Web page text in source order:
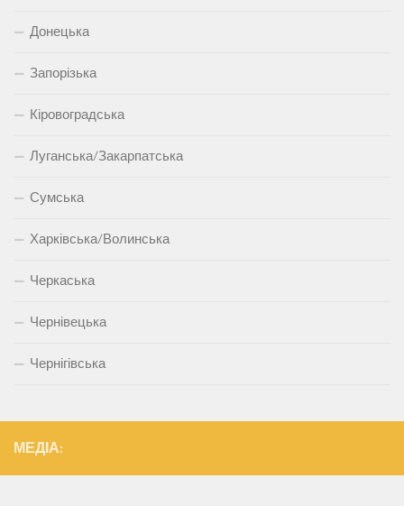
Донецька
Запорізька
Кіровоградська
Луганська/Закарпатська
Сумська
Харківська/Волинська
Черкаська
Чернівецька
Чернігівська
МЕДІА: